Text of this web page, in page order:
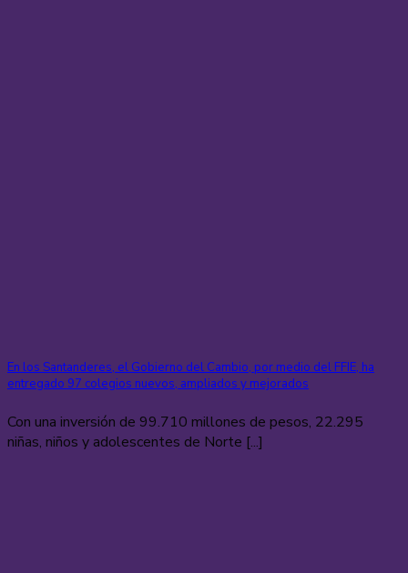
En los Santanderes, el Gobierno del Cambio, por medio del FFIE, ha
entregado 97 colegios nuevos, ampliados y mejorados
Con una inversión de 99.710 millones de pesos, 22.295
niñas, niños y adolescentes de Norte [...]